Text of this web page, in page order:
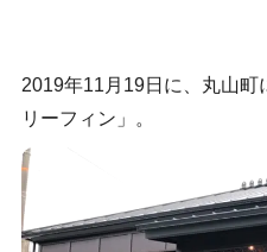
2019年11月19日に、丸山
リーフィン」。